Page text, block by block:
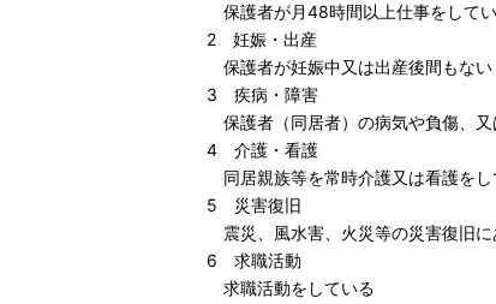
保護者が月48時間以上仕事をして
2 妊娠・出産
保護者が妊娠中又は出産後間もない
3 疾病・障害
保護者（同居者）の病気や負傷、
4 介護・看護
同居親族等を常時介護又は看護をし
5 災害復旧
震災、風水害、火災等の災害復旧に
6 求職活動
求職活動をしている